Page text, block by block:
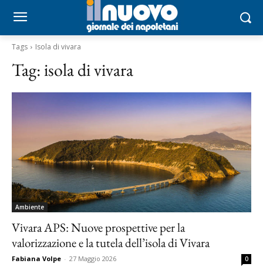
Tags Isola di vivara
Tag:isola di vivara
Ambiente
Vivara APS: Nuove prospettive per la
valorizzazione e la tutela dell’isola di Vivara
Fabiana Volpe - 27 Maggio 2026 0